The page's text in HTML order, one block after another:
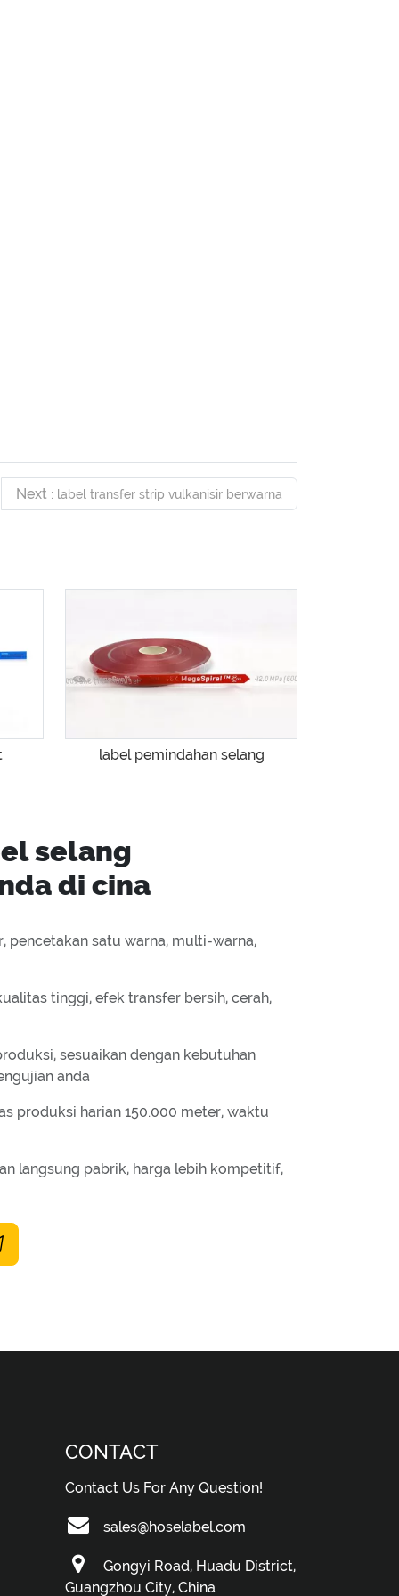
Next : label transfer strip vulkanisir berwarna
label pemindahan selang
selang
di cina
pencetakan satu warna, multi-warna,
tinggi, efek transfer bersih, cerah,
sesuaikan dengan kebutuhan
anda
produksi harian 150.000 meter, waktu
langsung pabrik, harga lebih kompetitif,
CONTACT
Contact Us For Any Question!
sales@hoselabel.com
Gongyi Road, Huadu District,
Guangzhou City, China